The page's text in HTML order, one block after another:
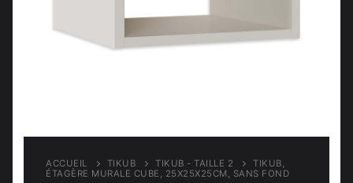
Meubles d’entrée
ACCUEIL TIKUB TIKUB - TAILLE 2
TIKUB,
ÉTAGÈRE MURALE CUBE, 25X25X25CM, SANS FOND